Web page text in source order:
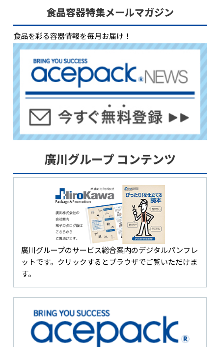
食品容器特集メールマガジン
食品を彩る容器情報を毎月お届け！
廣川グループ コンテンツ
廣川グループのサービス総合案内のデジタルパンフレ
ットです。クリックするとブラウザでご覧いただけま
す。